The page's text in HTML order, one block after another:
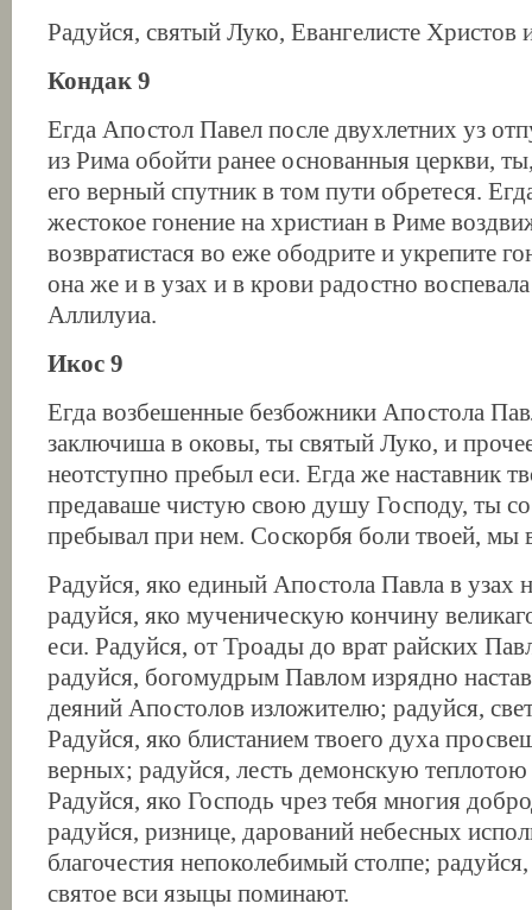
Радуйся, святый Луко, Евангелисте Христов
Кондак 9
Егда Апостол Павел после двухлетних уз
из Рима обойти ранее основанныя церкви,
его верный спутник в том пути обретеся.
жестокое гонение на христиан в Риме
возвратистася во еже ободрите и укрепите
она же и в узах и в крови радостно
Аллилуиа.
Икос 9
Егда возбешенные безбожники Апостола
заключиша в оковы, ты святый Луко, и
неотступно пребыл еси. Егда же наставник
предаваше чистую свою душу Господу, ты со
пребывал при нем. Соскорбя боли твоей, мы
Радуйся, яко единый Апостола Павла в узах
радуйся, яко мученическую кончину
еси. Радуйся, от Троады до врат райских
радуйся, богомудрым Павлом изрядно
деяний Апостолов изложителю; радуйся,
Радуйся, яко блистанием твоего духа
верных; радуйся, лесть демонскую
Радуйся, яко Господь чрез тебя многия
радуйся, ризнице, дарований небесных
благочестия непоколебимый столпе;
святое вси языцы поминают.